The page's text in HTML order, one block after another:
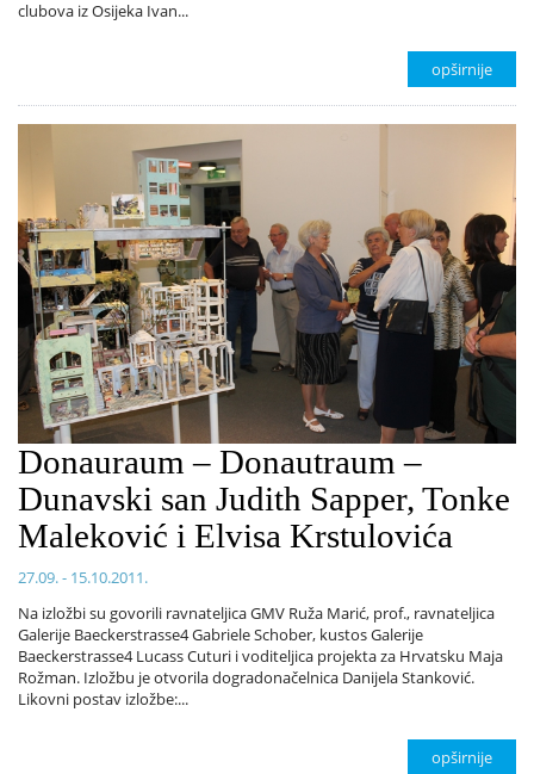
clubova iz Osijeka Ivan...
opširnije
Donauraum – Donautraum –
Dunavski san Judith Sapper, Tonke
Maleković i Elvisa Krstulovića
27.09. - 15.10.2011.
Na izložbi su govorili ravnateljica GMV Ruža Marić, prof., ravnateljica
Galerije Baeckerstrasse4 Gabriele Schober, kustos Galerije
Baeckerstrasse4 Lucass Cuturi i voditeljica projekta za Hrvatsku Maja
Rožman. Izložbu je otvorila dogradonačelnica Danijela Stanković.
Likovni postav izložbe:...
opširnije